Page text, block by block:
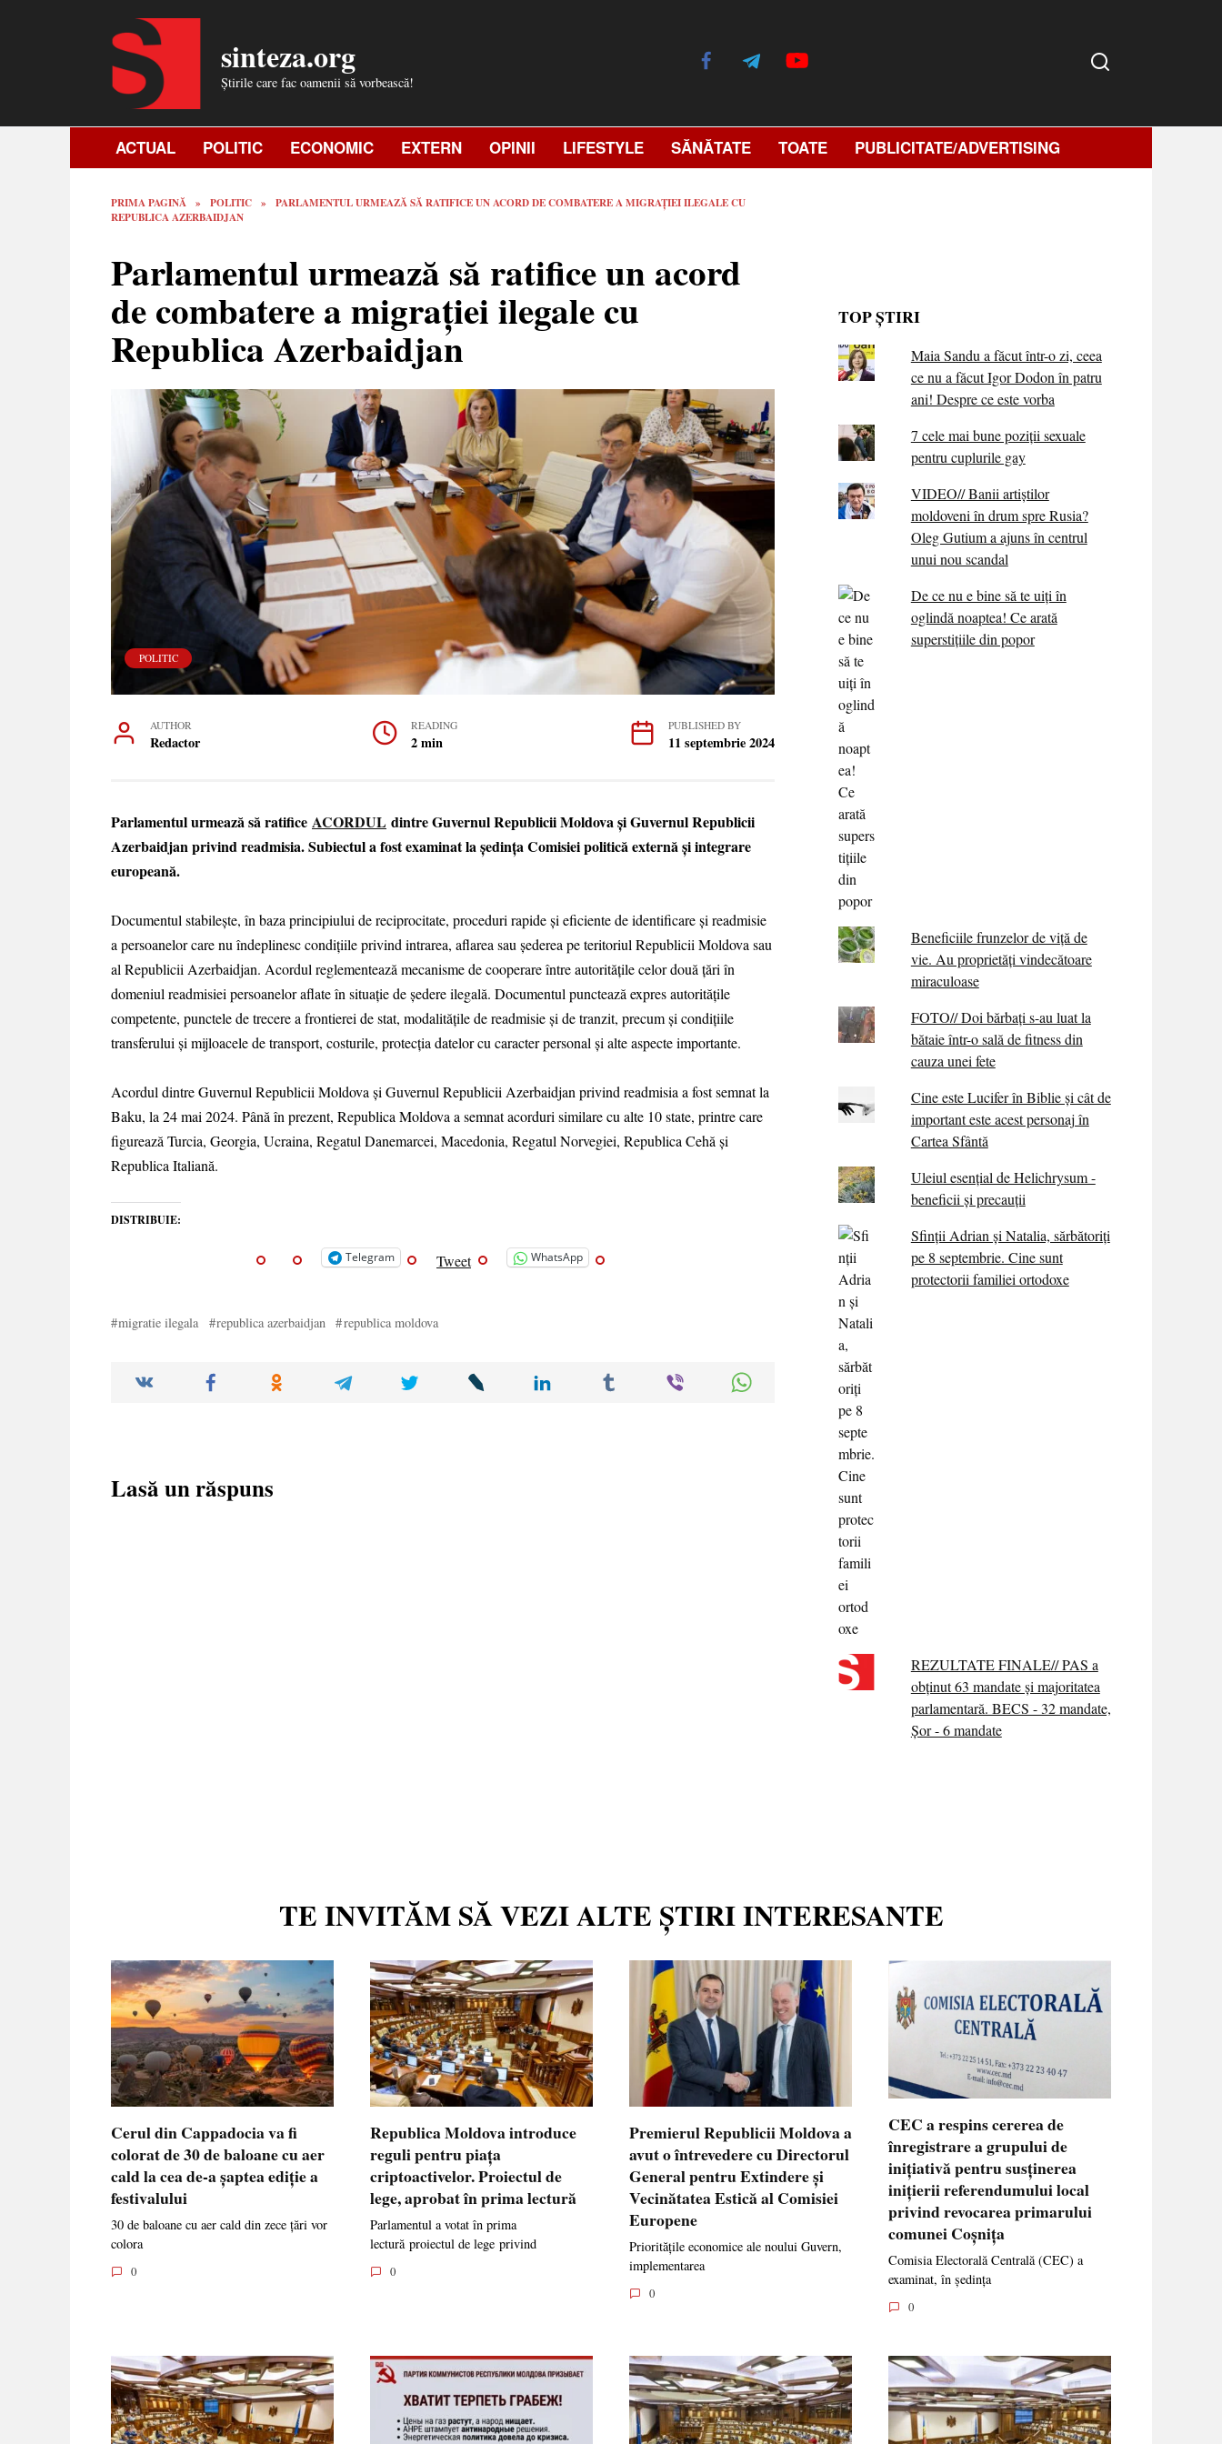
sinteza.org
Știrile care fac oamenii să vorbească!
ACTUAL POLITIC ECONOMIC EXTERN OPINII LIFESTYLE SĂNĂTATE TOATE PUBLICITATE/ADVERTISING
PRIMA PAGINĂ » POLITIC »
PARLAMENTUL URMEAZĂ SĂ RATIFICE UN ACORD DE COMBATERE A MIGRAȚIEI ILEGALE CU
REPUBLICA AZERBAIDJAN
Parlamentul urmează să ratifice un acord
de combatere a migrației ilegale cu
Republica Azerbaidjan
POLITIC
AUTHOR
Redactor
READING
2 min
PUBLISHED BY
11 septembrie 2024
Parlamentul urmează să ratifice ACORDUL dintre Guvernul Republicii Moldova și Guvernul Republicii
Azerbaidjan privind readmisia. Subiectul a fost examinat la ședința Comisiei politică externă și integrare
europeană.
Documentul stabilește, în baza principiului de reciprocitate, proceduri rapide și eficiente de identificare și readmisie
a persoanelor care nu îndeplinesc condițiile privind intrarea, aflarea sau șederea pe teritoriul Republicii Moldova sau
al Republicii Azerbaidjan. Acordul reglementează mecanisme de cooperare între autoritățile celor două țări în
domeniul readmisiei persoanelor aflate în situație de ședere ilegală. Documentul punctează expres autoritățile
competente, punctele de trecere a frontierei de stat, modalitățile de readmisie și de tranzit, precum și condițiile
transferului și mijloacele de transport, costurile, protecția datelor cu caracter personal și alte aspecte importante.
Acordul dintre Guvernul Republicii Moldova și Guvernul Republicii Azerbaidjan privind readmisia a fost semnat la
Baku, la 24 mai 2024. Până în prezent, Republica Moldova a semnat acorduri similare cu alte 10 state, printre care
figurează Turcia, Georgia, Ucraina, Regatul Danemarcei, Macedonia, Regatul Norvegiei, Republica Cehă și
Republica Italiană.
DISTRIBUIE:
Telegram Tweet WhatsApp
migratie ilegala republica azerbaidjan republica moldova
Lasă un răspuns
TOP ȘTIRI
Maia Sandu a făcut într-o zi, ceea
ce nu a făcut Igor Dodon în patru
ani! Despre ce este vorba
7 cele mai bune poziții sexuale
pentru cuplurile gay
VIDEO// Banii artiștilor
moldoveni în drum spre Rusia?
Oleg Gutium a ajuns în centrul
unui nou scandal
De ce nu e bine să te uiți în
oglindă noaptea! Ce arată
superstițiile din popor
Beneficiile frunzelor de viță de
vie. Au proprietăţi vindecătoare
miraculoase
FOTO// Doi bărbați s-au luat la
bătaie într-o sală de fitness din
cauza unei fete
Cine este Lucifer în Biblie și cât de
important este acest personaj în
Cartea Sfântă
Uleiul esențial de Helichrysum -
beneficii și precauții
Sfinții Adrian și Natalia, sărbătoriți
pe 8 septembrie. Cine sunt
protectorii familiei ortodoxe
REZULTATE FINALE// PAS a
obținut 63 mandate și majoritatea
parlamentară. BECS - 32 mandate,
Șor - 6 mandate
TE INVITĂM SĂ VEZI ALTE ȘTIRI INTERESANTE
Cerul din Cappadocia va fi
colorat de 30 de baloane cu aer
cald la cea de-a șaptea ediție a
festivalului
30 de baloane cu aer cald din zece țări vor
colora
0
Republica Moldova introduce
reguli pentru piața
criptoactivelor. Proiectul de
lege, aprobat în prima lectură
Parlamentul a votat în prima
lectură proiectul de lege privind
0
Premierul Republicii Moldova a
avut o întrevedere cu Directorul
General pentru Extindere și
Vecinătatea Estică al Comisiei
Europene
Prioritățile economice ale noului Guvern,
implementarea
0
CEC a respins cererea de
înregistrare a grupului de
inițiativă pentru susținerea
inițierii referendumului local
privind revocarea primarului
comunei Coșnița
Comisia Electorală Centrală (CEC) a
examinat, în ședința
0